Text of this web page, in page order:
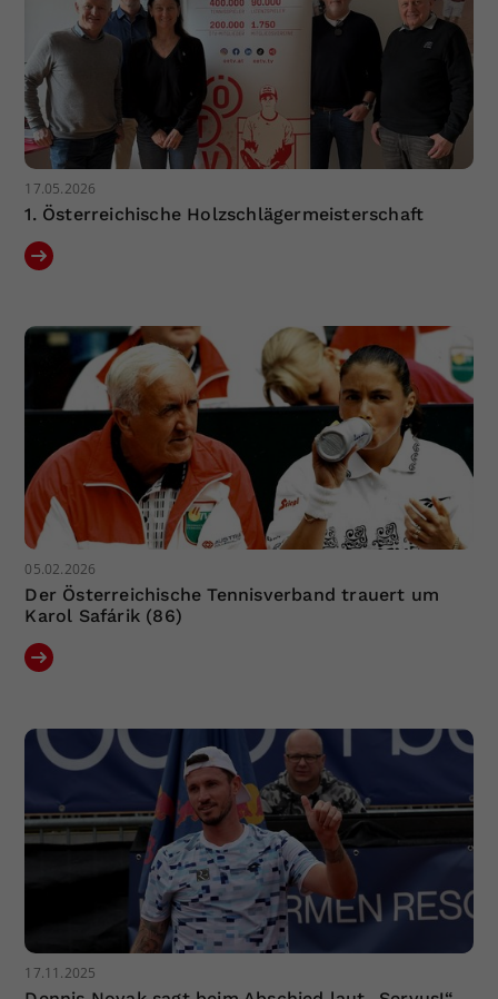
17.05.2026
1. Österreichische Holzschlägermeisterschaft
05.02.2026
Der Österreichische Tennisverband trauert um
Karol Safárik (86)
17.11.2025